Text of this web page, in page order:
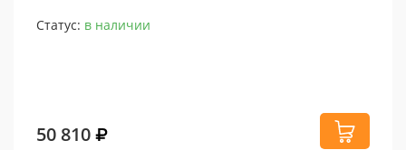
Статус: в наличии
50 810